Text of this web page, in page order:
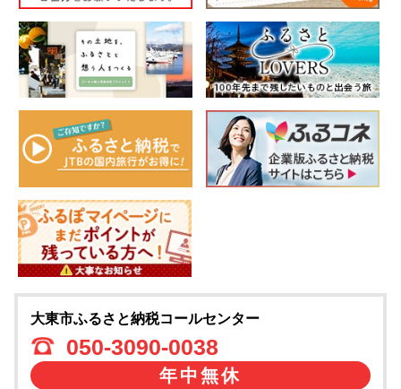
大東市ふるさと納税コールセンター
050-3090-0038
年中無休